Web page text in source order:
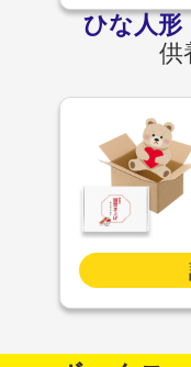
ひな人形
供